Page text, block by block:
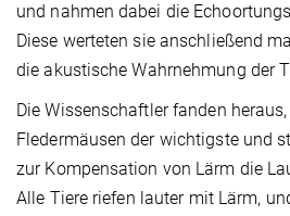
und nahmen dabei die
Diese werteten sie anschließend
die akustische Wahrnehmung der
Die Wissenschaftler fanden
Fledermäusen der wichtigste und
zur Kompensation von Lärm die
Alle Tiere riefen lauter mit Lärm,